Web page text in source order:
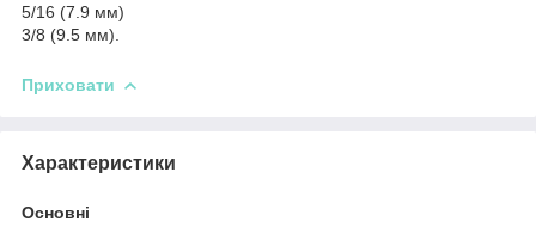
5/16 (7.9 мм)
3/8 (9.5 мм).
Приховати
Характеристики
Основні